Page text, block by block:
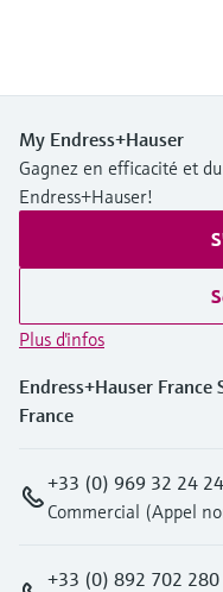
My Endress+Hauser
Gagnez en efficacité et
Endress+Hauser!
Plus d'infos
Endress+Hauser France
France
+33 (0) 969 32 24 24
Commercial (Appel
+33 (0) 892 702 280